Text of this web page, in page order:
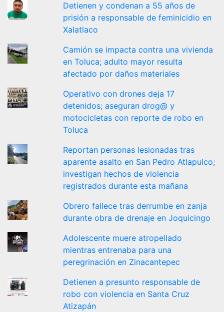
Detienen y condenan a 55 años de
prisión a responsable de feminicidio en
Xalatlaco
Camión se impacta contra una vivienda
en Toluca; adulto mayor resulta
afectado por daños materiales
Operativo con drones deja 17
detenidos; aseguran drog@ y
motocicletas con reporte de robo en
Toluca
Reportan personas lesionadas tras
aparente asalto en San Pedro Atlapulco;
investigan hechos de violencia
registrados durante esta mañana
Obrero fallece tras derrumbe en zanja
durante obra de drenaje en Joquicingo
Adolescente muere atropellado
mientras entrenaba para una
peregrinación en Zinacantepec
Detienen a presunto responsable de
robo con violencia en Santa Cruz
Atizapán